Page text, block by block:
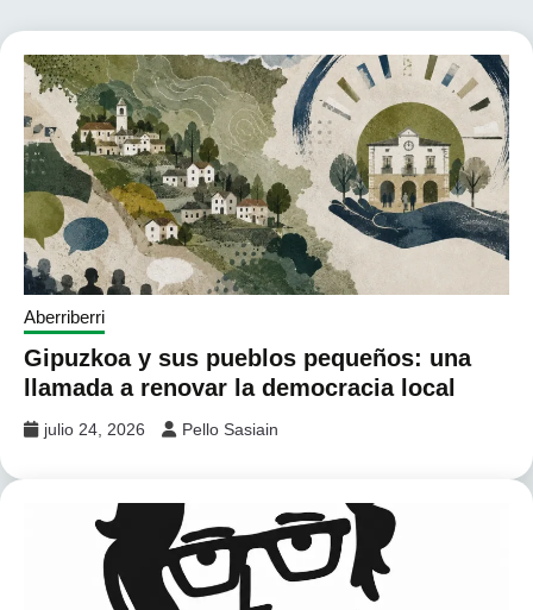
Aberriberri
Gipuzkoa y sus pueblos pequeños: una
llamada a renovar la democracia local
julio 24, 2026 Pello Sasiain